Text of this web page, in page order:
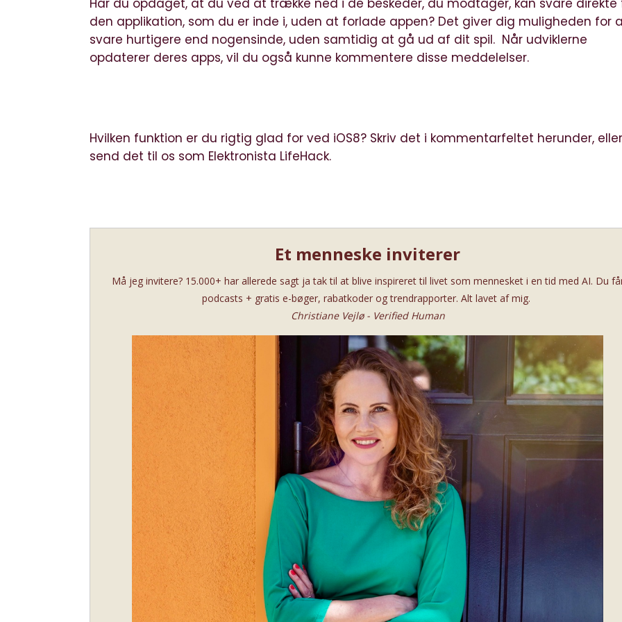
Har du opdaget, at du ved at trække ned i de beskeder, du modtager, kan svare direkte
den applikation, som du er inde i, uden at forlade appen? Det giver dig muligheden for
svare hurtigere end nogensinde, uden samtidig at gå ud af dit spil. Når udviklerne
opdaterer deres apps, vil du også kunne kommentere disse meddelelser.
Hvilken funktion er du rigtig glad for ved iOS8? Skriv det i kommentarfeltet herunder, eller
send det til os som Elektronista LifeHack.